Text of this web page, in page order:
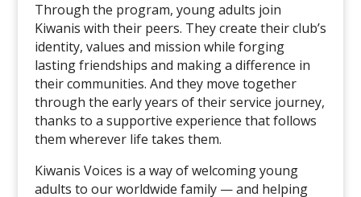
Through the program, young adults join
Kiwanis with their peers. They create their club’s
identity, values and mission while forging
lasting friendships and making a difference in
their communities. And they move together
through the early years of their service journey,
thanks to a supportive experience that follows
them wherever life takes them.
Kiwanis Voices is a way of welcoming young
adults to our worldwide family — and helping